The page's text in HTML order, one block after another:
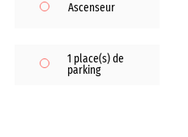
Ascenseur
1 place(s) de
parking